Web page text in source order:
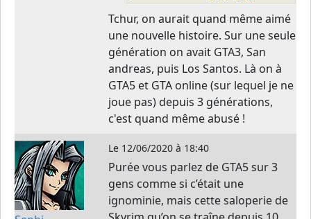
Tchur, on aurait quand même aimé
une nouvelle histoire. Sur une seule
génération on avait GTA3, San
andreas, puis Los Santos. Là on à
GTA5 et GTA online (sur lequel je ne
joue pas) depuis 3 générations,
c'est quand même abusé !
Le 12/06/2020 à 18:40
Purée vous parlez de GTA5 sur 3
gens comme si c’était une
ignominie, mais cette saloperie de